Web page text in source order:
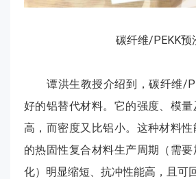
碳纤维/PEKK预
谭洪生教授介绍到，碳纤维/
好的铝替代材料。它的强度、模
高，而密度又比铝小。这种材料
的热固性复合材料生产周期（需
化）明显缩短、抗冲性能高，且可